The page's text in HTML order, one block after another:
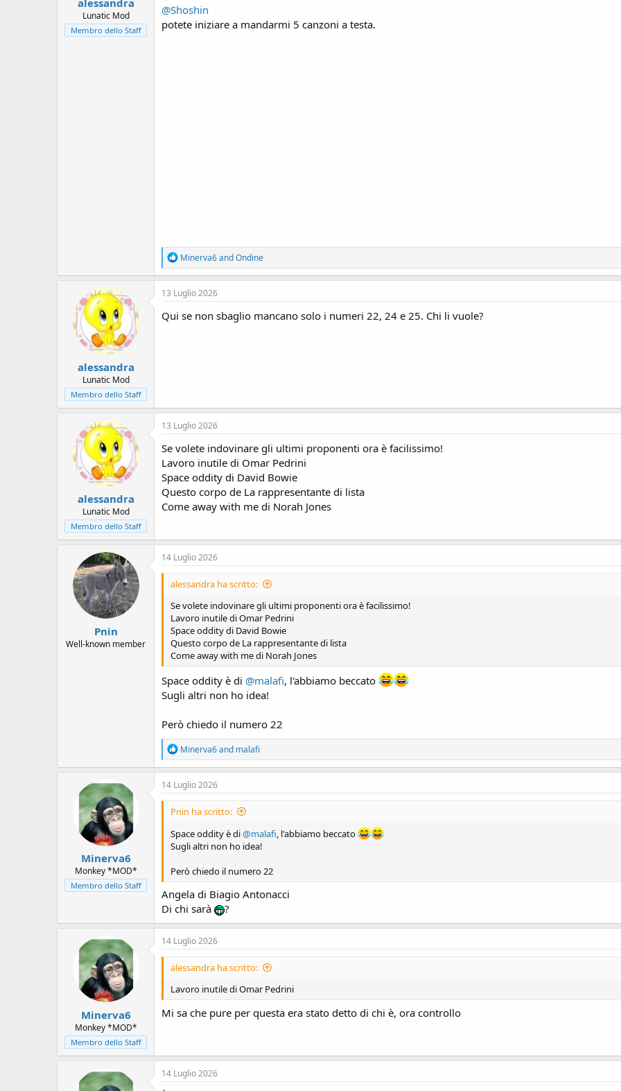
Lunatic Mod
Membro dello Staff
@Shoshin
potete iniziare a mandarmi 5 canzoni a testa.
R
e
a
c
o
Minerva6andOndine
alessandra
Lunatic Mod
Membro dello Staff
13 Luglio 2026
Qui se non sbaglio mancano solo i numeri 22, 24 e 25. Chi li vuole?
alessandra
Lunatic Mod
Membro dello Staff
13 Luglio 2026
Se volete indovinare gli ultimi proponenti ora è facilissimo!
Lavoro inutile di Omar Pedrini
Space oddity di David Bowie
Questo corpo de La rappresentante di lista
Come away with me di Norah Jones
Pnin
Well-known member
14 Luglio 2026
alessandra ha scritto:
Se volete indovinare gli ultimi proponenti ora è facilissimo!
Lavoro inutile di Omar Pedrini
Space oddity di David Bowie
Questo corpo de La rappresentante di lista
Come away with me di Norah Jones
Space oddity è di @malafi, l'abbiamo beccato
Sugli altri non ho idea!
Però chiedo il numero 22
R
e
a
c
o
s
:
Minerva6and malafi
Minerva6
Monkey *MOD*
Membro dello Staff
14 Luglio 2026
Pnin ha scritto:
Space oddity è di@malafi , l'abbiamo beccato
Sugli altri non ho idea!
Però chiedo il numero 22
Angela di Biagio Antonacci
Di chi sarà
?
Minerva6
Monkey *MOD*
Membro dello Staff
14 Luglio 2026
alessandra ha scritto:
Lavoro inutile di Omar Pedrini
Mi sa che pure per questa era stato detto di chi è, ora controllo
14 Luglio 2026